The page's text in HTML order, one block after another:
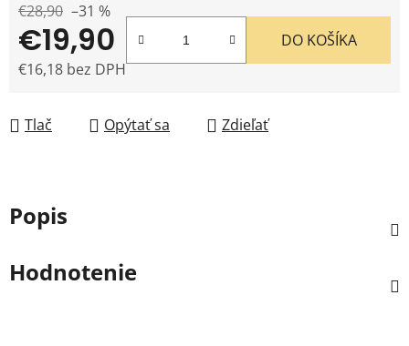
€28,90 –31 %
€19,90
€16,18 bez DPH
DO KOŠÍKA
Tlač Opýtať sa Zdieľať
Popis
Hodnotenie